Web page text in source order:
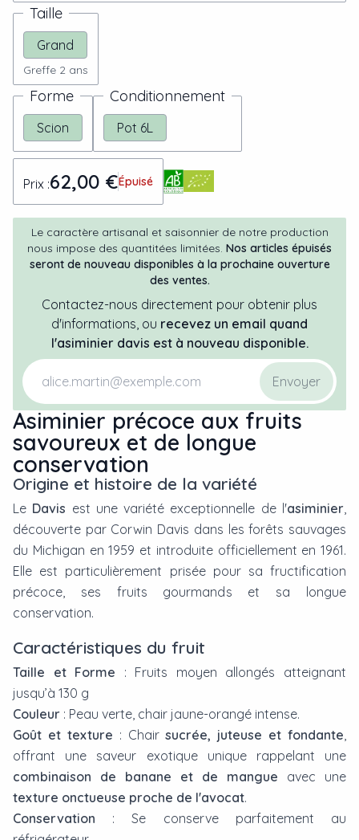
Taille
Grand
Greffe 2 ans
Forme
Scion
Conditionnement
Pot 6L
Prix :62,00 €Épuisé
Le caractère artisanal et saisonnier de notre production
nous impose des quantitées limitées. Nos articles épuisés
seront de nouveau disponibles à la prochaine ouverture
des ventes.
Contactez-nous directement pour obtenir plus
d'informations, ou recevez un email quand
l'asiminier davis est à nouveau disponible.
Envoyer
Asiminier précoce aux fruits
savoureux et de longue
conservation
Origine et histoire de la variété
Le Davis est une variété exceptionnelle de l'asiminier
découverte par Corwin Davis dans les forêts sauvages
du Michigan en 1959 et introduite officiellement en 1961.
Elle est particulièrement prisée pour sa fructification
précoce, ses fruits gourmands et sa longue
conservation.
Caractéristiques du fruit
Taille et Forme : Fruits moyen allongés atteignant
jusqu’à 130 g
Couleur : Peau verte, chair jaune-orangé intense.
Goût et texture : Chairsucrée, juteuse et fondante
offrant une saveur exotique unique rappelant une
combinaison de banane et de mangue avec une
texture onctueuse proche de l'avocat.
Conservation : Se conserve parfaitement au